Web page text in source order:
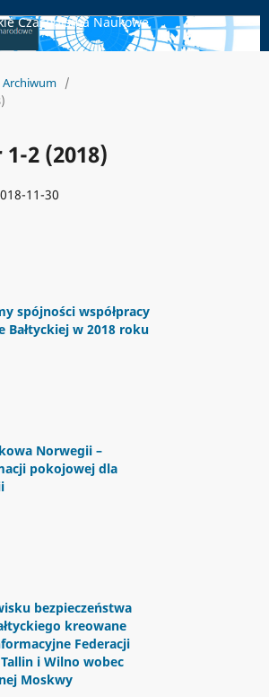
Czasopisma Naukowe
Archiwum /
2 (2018)
11-30
spójności współpracy
Bałtyckiej w 2018 roku
Norwegii –
pokojowej dla
bezpieczeństwa
kreowane
Federacji
i Wilno wobec
Moskwy